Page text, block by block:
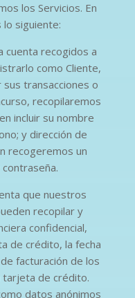
los Servicios. En
siguiente:
cuenta recogidos a
como Cliente,
transacciones o
recopilaremos
incluir su nombre
y dirección de
recogeremos un
que nuestros
recopilar y
confidencial,
de crédito, la fecha
facturación de los
tarjeta de crédito.
datos anónimos